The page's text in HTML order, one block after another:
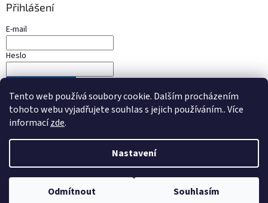
Tento web používá soubory cookie. Dalším procházením
tohoto webu vyjadřujete souhlas s jejich používáním.. Více
informacízde.
Nastavení
Odmítnout Souhlasím
Přihlášení
E-mail
Heslo
Nová registrace Zapomenuté heslo
Vytvořil Shoptet
Copyright 2026Podvodní pouzdra . Všechna práva vyhrazena.